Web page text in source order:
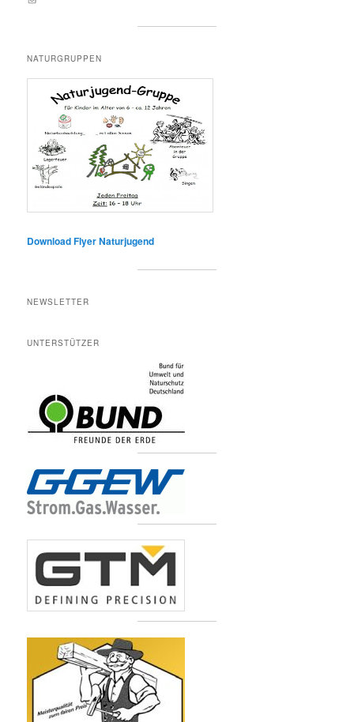
NATURGRUPPEN
Download Flyer Naturjugend
NEWSLETTER
UNTERSTÜTZER